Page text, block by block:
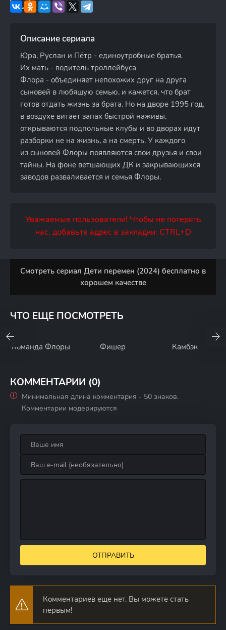
Описание сериала
Юра, Руслан и Пётр - единоутробные братья.
Их мать - водитель троллейбуса
Флора - объединяет непохожих друг на друга
сыновей в любящую семью, и кажется, что брат
готов отдать жизнь за брата. Но на дворе 1995 год,
в воздухе витает запах быстрой наживы,
открываются подпольные клубы и во дворах идут
разборки не на жизнь, а на смерть. У каждого
из сыновей Флоры появляются свои друзья и свои
тайны. На фоне ветшающих ДК и закрывающихся
заводов разваливается и семья Флоры.
Уважаемые пользователи! Чтобы не потерять
нас, добавьте адрес в закладки: CTRL+D
Смотреть сериал Дети перемен (2024) бесплатно в
хорошем качестве
ЧТО ЕЩЕ ПОСМОТРЕТЬ
Команда Флоры Фишер Камбэк
КОММЕНТАРИИ (0)
Минимальная длина комментария - 50 знаков.
Комментарии модерируются
ОТПРАВИТЬ
Комментариев еще нет. Вы можете стать
первым!